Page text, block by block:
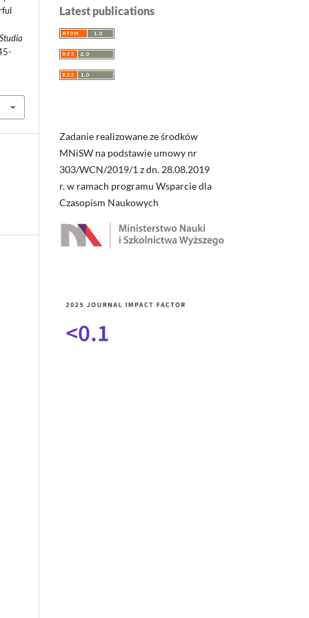
Latest publications
Zadanie realizowane ze środków
MNiSW na podstawie umowy nr
303/WCN/2019/1 z dn. 28.08.2019
r. w ramach programu Wsparcie dla
Czasopism Naukowych